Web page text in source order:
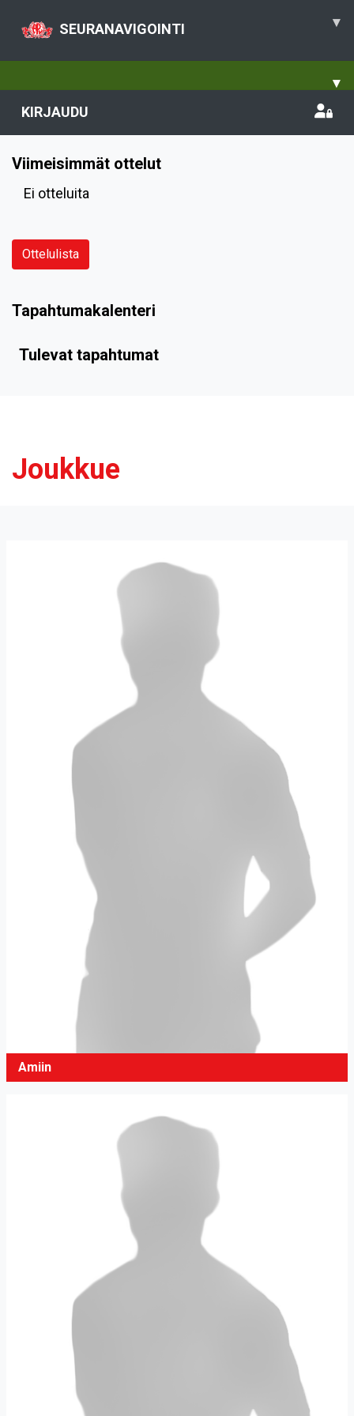
SEURANAVIGOINTI ▾
▾
KIRJAUDU
Viimeisimmät ottelut
Ei otteluita
Ottelulista
Tapahtumakalenteri
Tulevat tapahtumat
Joukkue
Amiin